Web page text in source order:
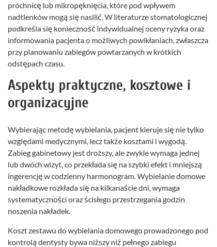
próchnicę lub mikropęknięcia, które pod wpływem
nadtlenków mogą się nasilić. W literaturze stomatologicznej
podkreśla się konieczność indywidualnej oceny ryzyka oraz
informowania pacjenta o możliwych powikłaniach, zwłaszcza
przy planowaniu zabiegów powtarzanych w krótkich
odstępach czasu.
Aspekty praktyczne, kosztowe i
organizacyjne
Wybierając metodę wybielania, pacjent kieruje się nie tylko
względami medycznymi, lecz także kosztami i wygodą.
Zabieg gabinetowy jest droższy, ale zwykle wymaga jednej
lub dwóch wizyt, co przekłada się na szybki efekt i mniejszą
ingerencję w codzienny harmonogram. Wybielanie domowe
nakładkowe rozkłada się na kilkanaście dni, wymaga
systematyczności oraz ścisłego przestrzegania godzin
noszenia nakładek.
Koszt zestawu do wybielania domowego prowadzonego pod
kontrolą dentysty bywa niższy niż pełnego zabiegu